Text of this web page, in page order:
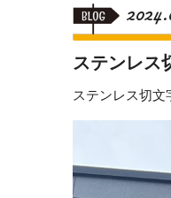
ステンレス
ステンレス切文